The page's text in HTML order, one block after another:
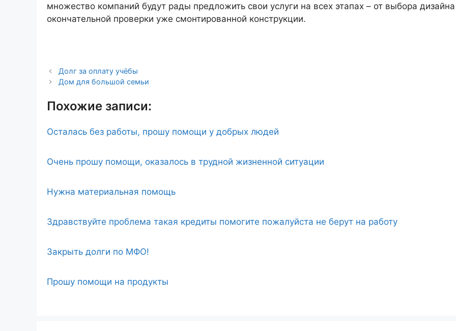
множество компаний будут рады предложить свои услуги на всех этапах – от выбора
окончательной проверки уже смонтированной конструкции.
Долг за оплату учёбы
Дом для большой семьи
Похожие записи:
Осталась без работы, прошу помощи у добрых людей
Очень прошу помощи, оказалось в трудной жизненной ситуации
Нужна материальная помощь
Здравствуйте проблема такая кредиты помогите пожалуйста не берут на работу
Закрыть долги по МФО!
Прошу помощи на продукты